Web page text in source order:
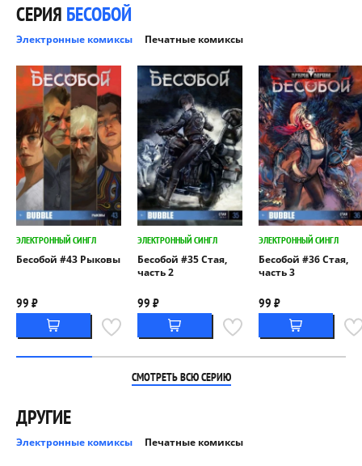
СЕРИЯ БЕСОБОЙ
Электронные комиксы Печатные комиксы
ЭЛЕКТРОННЫЙ СИНГЛ
Бесобой #43 Рыковы
99 ₽
ЭЛЕКТРОННЫЙ СИНГЛ
Бесобой #35 Стая,
часть 2
99 ₽
ЭЛЕКТРОННЫЙ СИНГЛ
Бесобой #36 Стая,
часть 3
99 ₽
СМОТРЕТЬ ВСЮ СЕРИЮ
ДРУГИЕ
Электронные комиксы Печатные комиксы